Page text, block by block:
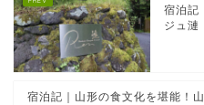
宿泊記
ジュ漣
宿泊記｜山形の食文化を堪能！